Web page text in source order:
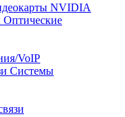
NVIDIA
Оптические
VoIP
Системы